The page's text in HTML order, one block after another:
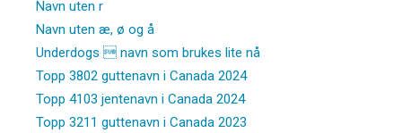
Navn uten r
Navn uten æ, ø og å
Underdogs  navn som brukes lite nå
Topp 3802 guttenavn i Canada 2024
Topp 4103 jentenavn i Canada 2024
Topp 3211 guttenavn i Canada 2023